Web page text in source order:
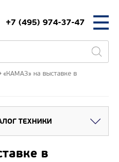
+7 (495) 974-37-47
«КАМАЗ» на выставке в
ТЕХНИКИ
в